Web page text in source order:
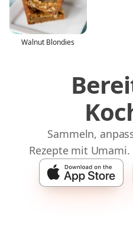
Walnut Blondies
Sammeln,
Rezepte mit